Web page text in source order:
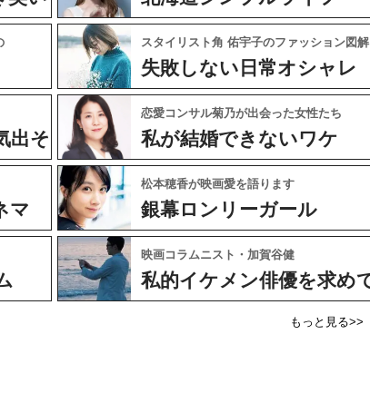
！の人気連載
い
元局アナ・アラフォー、アンヌ遙香の
北海道シンプルライフ
スタイリスト角 佑宇子のファッション図解
失敗しない日常オシャレ
そ
恋愛コンサル菊乃が出会った女性たち
私が結婚できないワケ